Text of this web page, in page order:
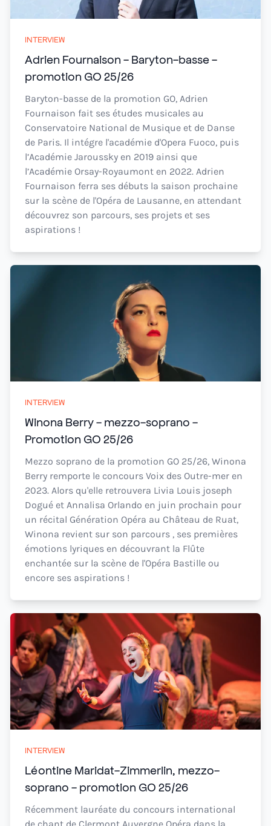
INTERVIEW
Adrien Fournaison - Baryton-basse -
promotion GO 25/26
Baryton-basse de la promotion GO, Adrien
Fournaison fait ses études musicales au
Conservatoire National de Musique et de Danse
de Paris. Il intégre l'académie d'Opera Fuoco, puis
l’Académie Jaroussky en 2019 ainsi que
l’Académie Orsay-Royaumont en 2022. Adrien
Fournaison ferra ses débuts la saison prochaine
sur la scène de l'Opéra de Lausanne, en attendant
découvrez son parcours, ses projets et ses
aspirations !
INTERVIEW
Winona Berry - mezzo-soprano -
Promotion GO 25/26
Mezzo soprano de la promotion GO 25/26, Winona
Berry remporte le concours Voix des Outre-mer en
2023. Alors qu'elle retrouvera Livia Louis joseph
Dogué et Annalisa Orlando en juin prochain pour
un récital Génération Opéra au Château de Ruat,
Winona revient sur son parcours , ses premières
émotions lyriques en découvrant la Flûte
enchantée sur la scène de l'Opéra Bastille ou
encore ses aspirations !
INTERVIEW
Léontine Maridat-Zimmerlin, mezzo-
soprano - promotion GO 25/26
Récemment lauréate du concours international